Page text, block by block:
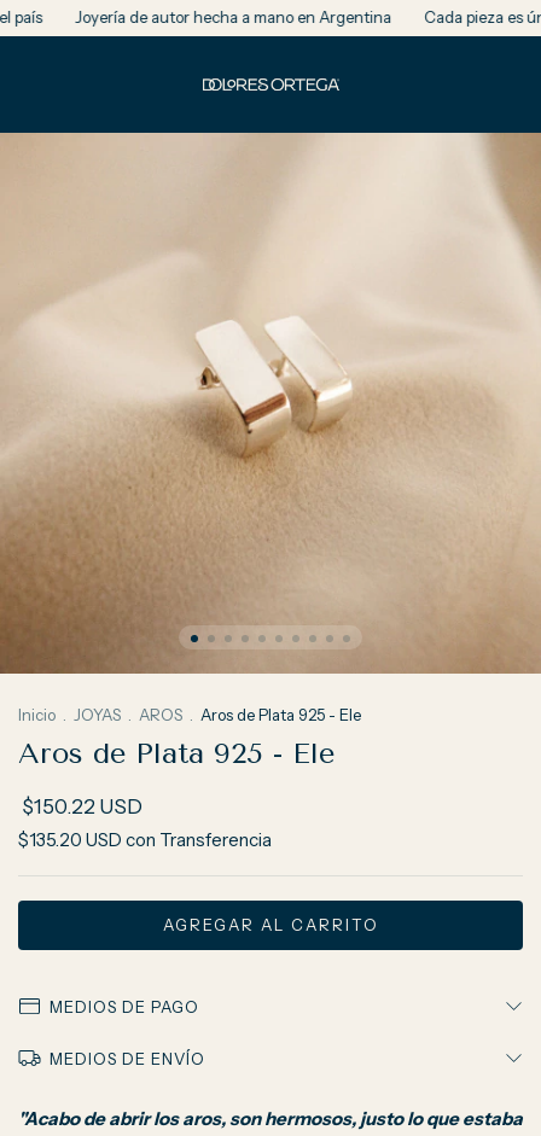
Joyería de autor hecha a mano en Argentina Cada pieza es única
Inicio JOYAS AROS Aros de Plata 925 - Ele
Aros de Plata 925 - Ele
$150.22 USD
$135.20 USD con Transferencia
MEDIOS DE PAGO
MEDIOS DE ENVÍO
"Acabo de abrir los aros, son hermosos, justo lo que estaba